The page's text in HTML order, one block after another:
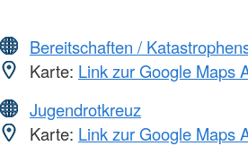
Bereitschaften /
Karte: Link zur Google Maps
Jugendrotkreuz
Karte: Link zur Google Maps